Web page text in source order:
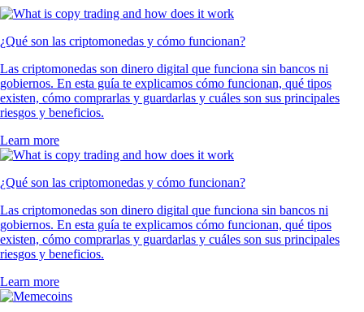
¿Qué son las criptomonedas y cómo funcionan?
Las criptomonedas son dinero digital que funciona sin bancos ni
gobiernos. En esta guía te explicamos cómo funcionan, qué tipos
existen, cómo comprarlas y guardarlas y cuáles son sus principales
riesgos y beneficios.
Learn more
¿Qué son las criptomonedas y cómo funcionan?
Las criptomonedas son dinero digital que funciona sin bancos ni
gobiernos. En esta guía te explicamos cómo funcionan, qué tipos
existen, cómo comprarlas y guardarlas y cuáles son sus principales
riesgos y beneficios.
Learn more